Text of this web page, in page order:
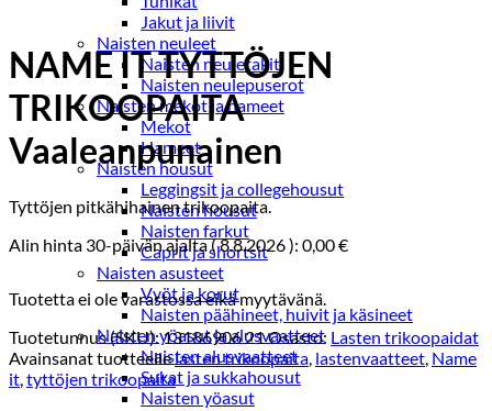
Jakut ja liivit
Naisten neuleet
Naisten neuletakit
Naisten neulepuserot
Naisten mekot ja hameet
Mekot
Hameet
Naisten housut
Leggingsit ja collegehousut
Naisten housut
Naisten farkut
Caprit ja shortsit
Naisten asusteet
Vyöt ja korut
Naisten päähineet, huivit ja käsineet
Naisten yöasut ja alusvaatteet
Naisten alusvaatteet
Sukat ja sukkahousut
Naisten yöasut
NAME IT TYTTÖJEN
TRIKOOPAITA
Vaaleanpunainen
Tyttöjen pitkähihainen trikoopaita.
Alin hinta 30-päivän ajalta (8.8.2026): 0,00€
Tuotetta ei ole varastossa eikä myytävänä.
Tuotetunnus (SKU):13186906 21Osasto: Lasten trikoopaidat
Avainsanat tuotteellelasten trikoopaita, lastenvaatteet, Name
it,tyttöjen trikoopaita